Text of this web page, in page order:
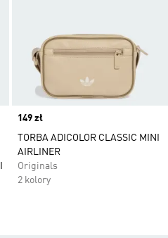
Price
149 zł
TORBA ADICOLOR CLASSIC MINI
AIRLINER
Originals
2 kolory